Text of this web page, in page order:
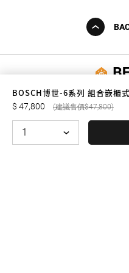
BOSCH博世-6系列 組合嵌櫃
47,800 47,800
友
© BERNARD